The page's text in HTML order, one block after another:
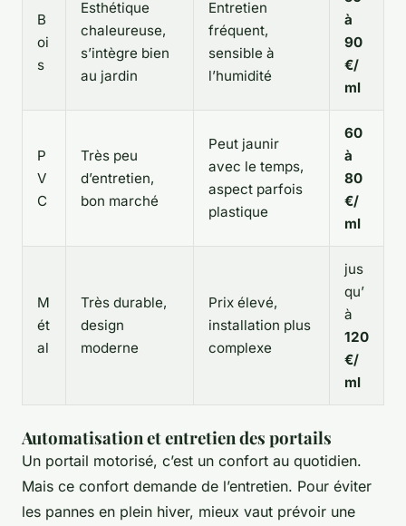
B
oi
s
Esthétique
chaleureuse,
s’intègre bien
au jardin
Entretien
fréquent,
sensible à
l’humidité
à
90
€/
ml
P
V
C
Très peu
d’entretien,
bon marché
Peut jaunir
avec le temps,
aspect parfois
plastique
60
à
80
€/
ml
M
ét
al
Très durable,
design
moderne
Prix élevé,
installation plus
complexe
jus
qu’
à
120
€/
ml
Automatisation et entretien des portails
Un portail motorisé, c’est un confort au quotidien.
Mais ce confort demande de l’entretien. Pour éviter
les pannes en plein hiver, mieux vaut prévoir une